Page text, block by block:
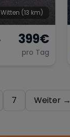
Witten (13 km)
399€
pro Tag
7 Weiter →